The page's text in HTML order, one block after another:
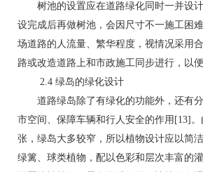
树池的设置应在道路绿化同时一并设计
设完成后再做树池，会因尺寸不一施工困
场道路的人流量、繁华程度，视情况采用
路或改造道路上和市政施工同步进行，以
2.4 绿岛的绿化设计
道路绿岛除了有绿化的功能外，还有分
市空间、保障车辆和行人安全的作用[13]
张，绿岛大多较窄，所以植物设计应以简
绿篱、球类植物，配以色彩和层次丰富的